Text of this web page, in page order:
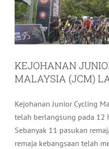
KEJOHANAN
MALAYSIA (JCM)
Kejohanan Junior Cycling
telah berlangsung pada 12
Sebanyak 11 pasukan
remaja kebangsaan telah